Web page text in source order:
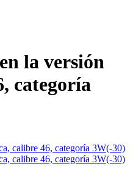
la versión
categoría